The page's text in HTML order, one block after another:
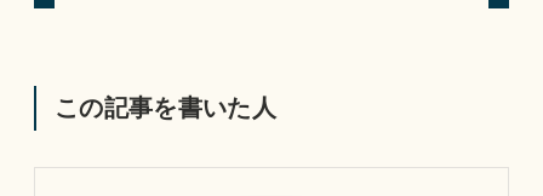
この記事を書いた人